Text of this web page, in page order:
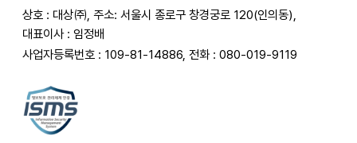
상호 : 대상㈜, 주소: 서울시 종로구 창경궁로 120(인의동),
대표이사 : 임정배
사업자등록번호 : 109-81-14886, 전화 : 080-019-9119